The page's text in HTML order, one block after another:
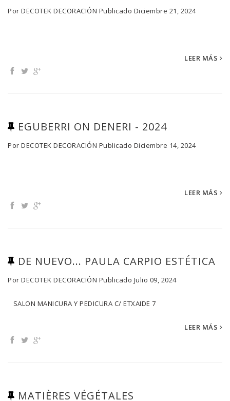
Por DECOTEK DECORACIÓN Publicado Diciembre 21, 2024
LEER MÁS
EGUBERRI ON DENERI - 2024
Por DECOTEK DECORACIÓN Publicado Diciembre 14, 2024
LEER MÁS
DE NUEVO... PAULA CARPIO ESTÉTICA
Por DECOTEK DECORACIÓN Publicado Julio 09, 2024
SALON MANICURA Y PEDICURA C/ ETXAIDE 7
LEER MÁS
MATIÈRES VÉGÉTALES